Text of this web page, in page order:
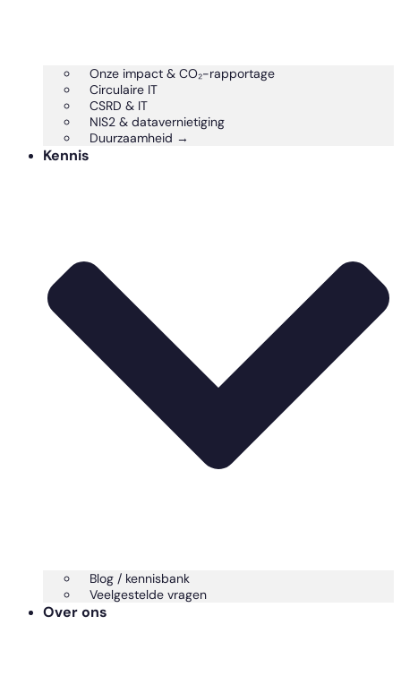
Onze impact & CO₂-rapportage
Circulaire IT
CSRD & IT
NIS2 & datavernietiging
Duurzaamheid →
Kennis
Blog / kennisbank
Veelgestelde vragen
Over ons